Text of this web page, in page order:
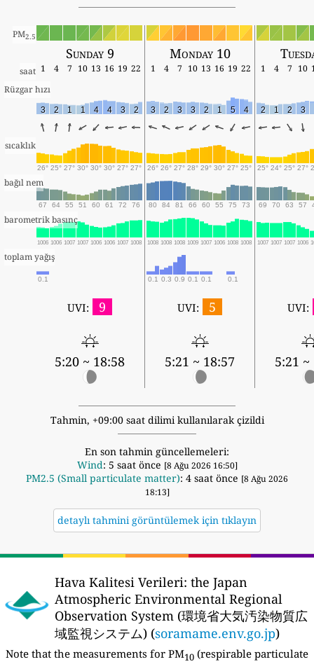
PM2.5
Sunday 9 Monday 10
saat 1 4 7 10 13 16 19 22 1 4 7 10 13 16 19 22 1 4 7 10
Rüzgar hızı
3 2 1 1 4 4 3 2 3 2 3 3 2 1 5 4 2 1 2 3
sıcaklık
26° 25° 27° 30° 30° 30° 27° 27° 26° 26° 27° 28° 29° 30° 27° 25° 25° 24° 25° 27°
bağıl nem
67 64 55 51 60 61 72 76 80 84 81 66 60 55 75 73 69 70 63 57
barometrik basınç
1006 1006 1007 1007 1006 1006 1007 1008 1008 1008 1008 1009 1007 1006 1008 1008 1007 1007 1007 1006
toplam yağış
0.1 0.1 0.3 0.9 0.1 0.1 0.1
UVI: 9
5:20 ~ 18:58
UVI: 5
5:21 ~ 18:57
UVI:
5:21 ~
Tahmin, +09:00 saat dilimi kullanılarak çizildi
En son tahmin güncellemeleri:
Wind: 5 saat önce [8 Ağu 2026 16:50]
PM2.5 (Small particulate matter): 4 saat önce [8 Ağu 2026
18:13]
detaylı tahmini görüntülemek için tıklayın
Hava Kalitesi Verileri: the Japan
Atmospheric Environmental Regional
Observation System (環境省大気汚染物質広
域監視システム) (soramame.env.go.jp)
Note that the measurements for PM10 (respirable particulate